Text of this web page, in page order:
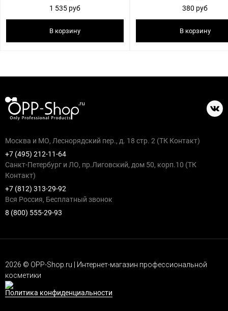
1 535 руб
В корзину
380 руб
В корзину
Москва и МО, Леснорядский пер., д. 18 стр. 2 (ТК Контакт)
+7 (495) 212-11-64
Санкт-Петербург и ЛО, пр.Лиговский, дом 50, корп.10 (ТК
Контакт)
+7 (812) 313-29-92
Вся Россия, Бесплатный звонок
8 (800) 555-29-93
2026 © OPP-Shop.ru | Интернет-магазин профессиональной
косметики
Политика конфиденциальности